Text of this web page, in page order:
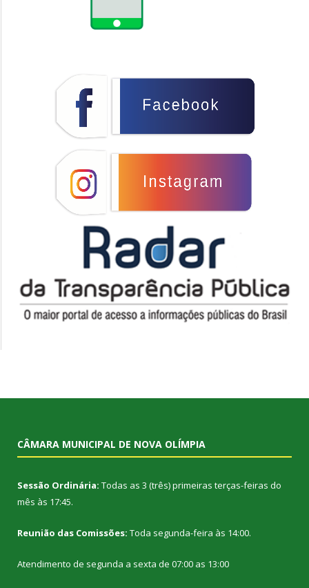
CÂMARA MUNICIPAL DE NOVA OLÍMPIA
Sessão Ordinária: Todas as 3 (três) primeiras terças-feiras do
mês às 17:45.
Reunião das Comissões: Toda segunda-feira às 14:00.
Atendimento de segunda a sexta de 07:00 as 13:00